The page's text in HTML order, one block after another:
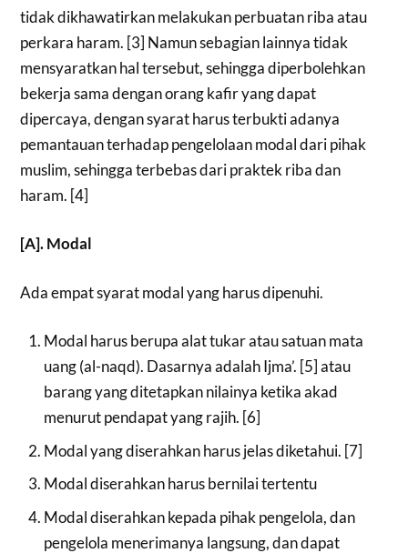
tidak dikhawatirkan melakukan perbuatan riba atau
perkara haram. [3] Namun sebagian lainnya tidak
mensyaratkan hal tersebut, sehingga diperbolehkan
bekerja sama dengan orang kafir yang dapat
dipercaya, dengan syarat harus terbukti adanya
pemantauan terhadap pengelolaan modal dari pihak
muslim, sehingga terbebas dari praktek riba dan
haram. [4]
[A]. Modal
Ada empat syarat modal yang harus dipenuhi.
Modal harus berupa alat tukar atau satuan mata
uang (al-naqd). Dasarnya adalah Ijma’. [5] atau
barang yang ditetapkan nilainya ketika akad
menurut pendapat yang rajih. [6]
Modal yang diserahkan harus jelas diketahui. [7]
Modal diserahkan harus bernilai tertentu
Modal diserahkan kepada pihak pengelola, dan
pengelola menerimanya langsung, dan dapat